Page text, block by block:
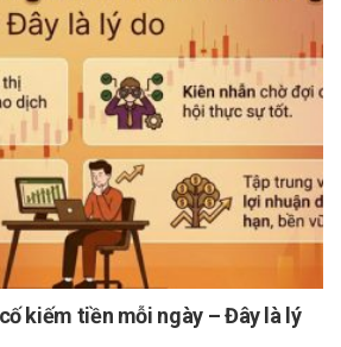
kiếm tiền mỗi ngày – Đây là lý